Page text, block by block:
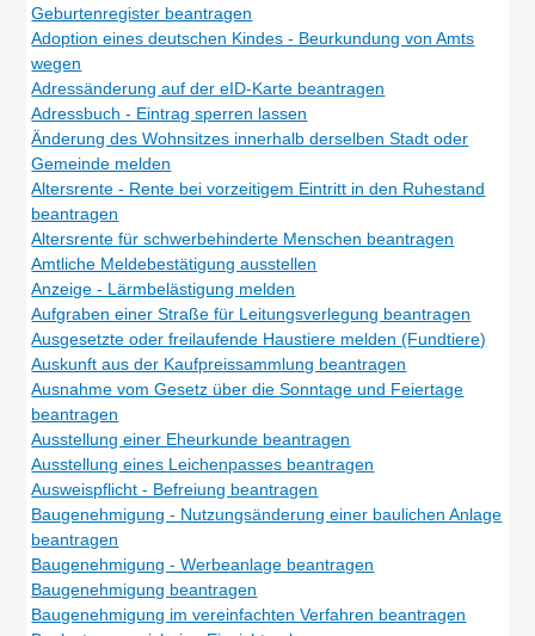
Geburtenregister beantragen
Adoption eines deutschen Kindes - Beurkundung von Amts
wegen
Adressänderung auf der eID-Karte beantragen
Adressbuch - Eintrag sperren lassen
Änderung des Wohnsitzes innerhalb derselben Stadt oder
Gemeinde melden
Altersrente - Rente bei vorzeitigem Eintritt in den Ruhestand
beantragen
Altersrente für schwerbehinderte Menschen beantragen
Amtliche Meldebestätigung ausstellen
Anzeige - Lärmbelästigung melden
Aufgraben einer Straße für Leitungsverlegung beantragen
Ausgesetzte oder freilaufende Haustiere melden (Fundtiere)
Auskunft aus der Kaufpreissammlung beantragen
Ausnahme vom Gesetz über die Sonntage und Feiertage
beantragen
Ausstellung einer Eheurkunde beantragen
Ausstellung eines Leichenpasses beantragen
Ausweispflicht - Befreiung beantragen
Baugenehmigung - Nutzungsänderung einer baulichen Anlage
beantragen
Baugenehmigung - Werbeanlage beantragen
Baugenehmigung beantragen
Baugenehmigung im vereinfachten Verfahren beantragen